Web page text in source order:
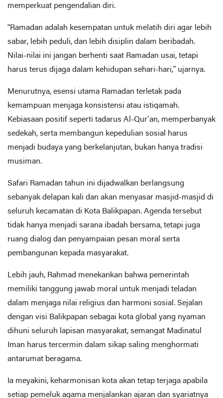
memperkuat pengendalian diri.
“Ramadan adalah kesempatan untuk melatih diri agar lebih
sabar, lebih peduli, dan lebih disiplin dalam beribadah.
Nilai-nilai ini jangan berhenti saat Ramadan usai, tetapi
harus terus dijaga dalam kehidupan sehari-hari,” ujarnya.
Menurutnya, esensi utama Ramadan terletak pada
kemampuan menjaga konsistensi atau istiqamah.
Kebiasaan positif seperti tadarus Al-Qur’an, memperbanyak
sedekah, serta membangun kepedulian sosial harus
menjadi budaya yang berkelanjutan, bukan hanya tradisi
musiman.
Safari Ramadan tahun ini dijadwalkan berlangsung
sebanyak delapan kali dan akan menyasar masjid-masjid di
seluruh kecamatan di Kota Balikpapan. Agenda tersebut
tidak hanya menjadi sarana ibadah bersama, tetapi juga
ruang dialog dan penyampaian pesan moral serta
pembangunan kepada masyarakat.
Lebih jauh, Rahmad menekankan bahwa pemerintah
memiliki tanggung jawab moral untuk menjadi teladan
dalam menjaga nilai religius dan harmoni sosial. Sejalan
dengan visi Balikpapan sebagai kota global yang nyaman
dihuni seluruh lapisan masyarakat, semangat Madinatul
Iman harus tercermin dalam sikap saling menghormati
antarumat beragama.
Ia meyakini, keharmonisan kota akan tetap terjaga apabila
setiap pemeluk agama menjalankan ajaran dan syariatnya